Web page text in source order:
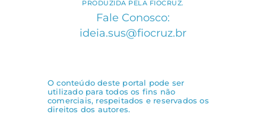
PRODUZIDA PELA FIOCRUZ.
Fale Conosco:
ideia.sus@fiocruz.br
O conteúdo deste portal pode ser
utilizado para todos os fins não
comerciais, respeitados e reservados os
direitos dos autores.